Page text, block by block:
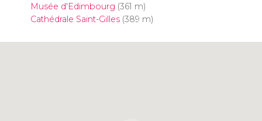
Musée d'Edimbourg (361 m)
Cathédrale Saint-Gilles(389 m)